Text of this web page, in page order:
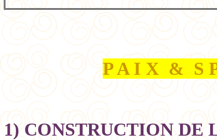
P A I X & S
1) CONSTRUCTION DE